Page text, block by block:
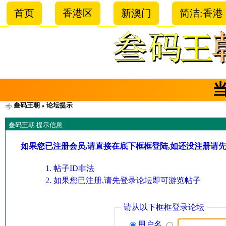
首页 香港区 新澳门 简洁:香港
叁码王朝 » 论坛提示
叁码王朝 提示信息
如果您已注册会员,请直接在底下框框登陆,如还没注册请
帖子ID非法
如果您已注册,请先登录论坛即可游览帖子
请从以下框框登录论坛
用户名